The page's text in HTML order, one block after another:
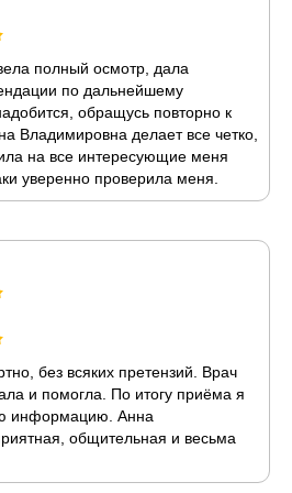
полный осмотр, дала
по дальнейшему
обращусь повторно к
Владимировна делает все четко,
на все интересующие меня
уверенно проверила меня.
без всяких претензий. Врач
и помогла. По итогу приёма я
информацию. Анна
общительная и весьма